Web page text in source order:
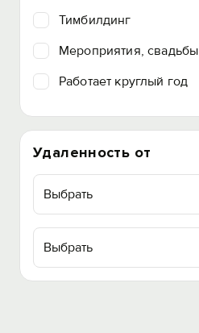
Тимбилдинг
Мероприятия, свадьбы
Работает круглый год
Удаленность от
Выбрать
Выбрать